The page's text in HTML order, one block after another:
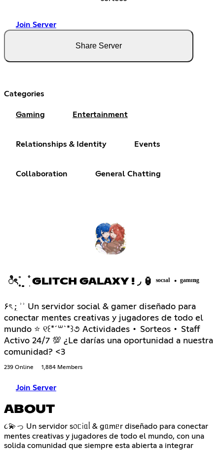
Join Server
Share Server
Categories
Gaming Entertainment
Relationships & Identity Events
Collaboration General Chatting
ಿৎ ֯ ̣̣̥ ̣ ۫ ִ GLITCH GALAXY ! ◞ 🏮 ˢᵒᶜᶦᵃˡ・ᵍᵃᵐᶦⁿᵍ
۶ৎ ;ִ ʾʾ Un servidor social & gamer diseñado para
conectar mentes creativas y jugadores de todo el
mundo ⭐ ୧꒰*´꒳`*꒱૭ Actividades • Sorteos • Staff
Activo 24/7 💯 ¿Le darías una oportunidad a nuestra
comunidad? <3
239 Online 1,884 Members
Join Server
ABOUT
૮💫っ Un servidor s᥆ᥴіᥲᥣ & gᥲmᥱr diseñado para conectar
mentes creativas y jugadores de todo el mundo, con una
solida comunidad que siempre esta abierta a integrar